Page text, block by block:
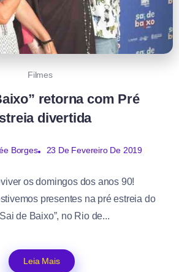
Filmes
retorna com Pré
divertida
Borges 23 De Fevereiro De 2019
os domingos dos anos 90!
presentes na pré estreia do
de Baixo”, no Rio de...
Leia Mais